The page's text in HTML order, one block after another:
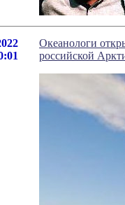
Океанологи
российской